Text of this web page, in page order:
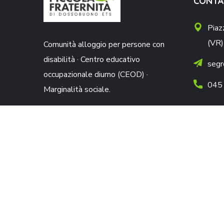
Comunità alloggio per persone con
disabilità · Centro educativo
occupazionale diurno (CEOD) ·
Marginalità sociale.
(VR)